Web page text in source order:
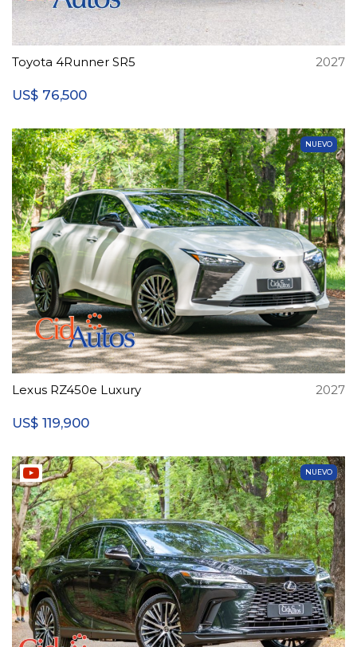
Toyota 4Runner SR5 2027
US$ 76,500
NUEVO
Lexus RZ450e Luxury 2027
US$ 119,900
NUEVO